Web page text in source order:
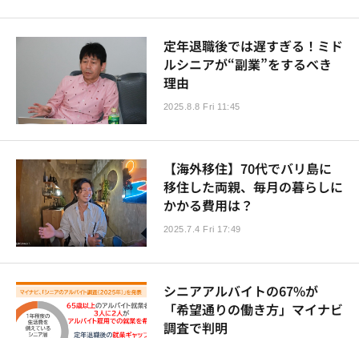
定年退職後では遅すぎる！ミド
ルシニアが“副業”をするべき
理由
2025.8.8 Fri 11:45
【海外移住】70代でバリ島に
移住した両親、毎月の暮らしに
かかる費用は？
2025.7.4 Fri 17:49
シニアアルバイトの67%が
「希望通りの働き方」マイナビ
調査で判明